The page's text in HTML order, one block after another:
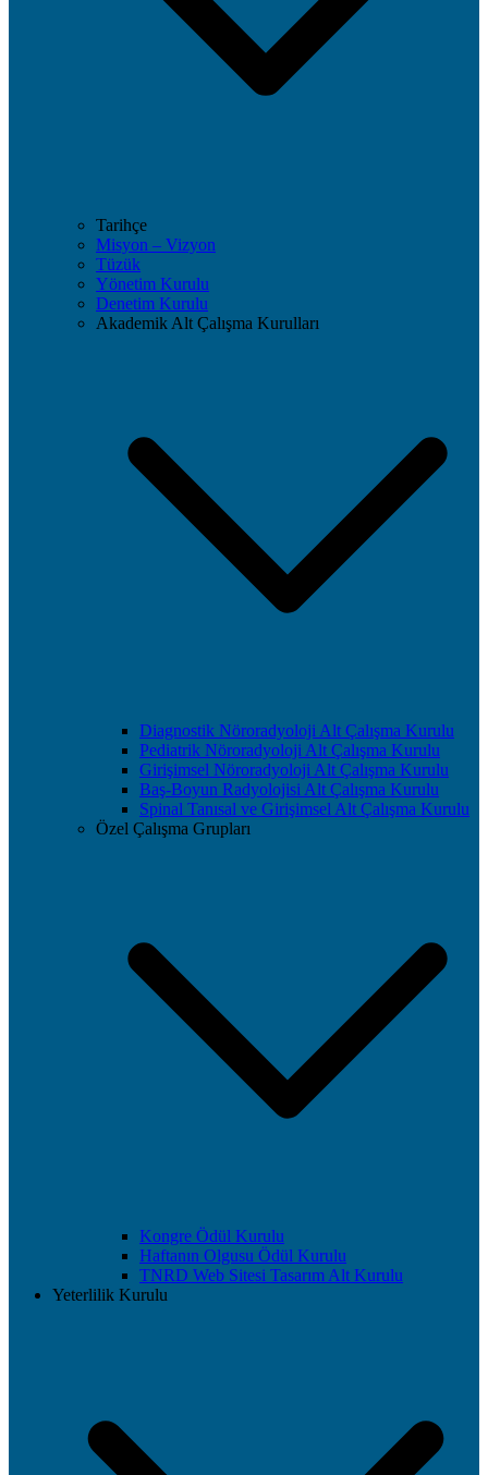
Tarihçe
Misyon – Vizyon
Tüzük
Yönetim Kurulu
Denetim Kurulu
Akademik Alt Çalışma Kurulları
Diagnostik Nöroradyoloji Alt Çalışma Kurulu
Pediatrik Nöroradyoloji Alt Çalışma Kurulu
Girişimsel Nöroradyoloji Alt Çalışma Kurulu
Baş-Boyun Radyolojisi Alt Çalışma Kurulu
Spinal Tanısal ve Girişimsel Alt Çalışma Kurulu
Özel Çalışma Grupları
Kongre Ödül Kurulu
Haftanın Olgusu Ödül Kurulu
TNRD Web Sitesi Tasarım Alt Kurulu
Yeterlilik Kurulu